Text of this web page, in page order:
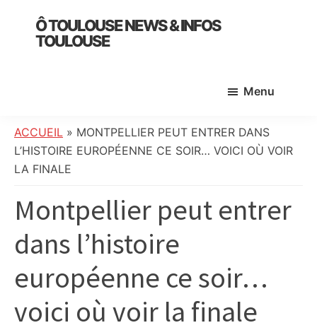
primary
Ô TOULOUSE NEWS & INFOS
TOULOUSE
:
info
locale,
culture,
politique,
météo,
divers
initiatives
Menu
ACCUEIL » MONTPELLIER PEUT ENTRER DANS
L’HISTOIRE EUROPÉENNE CE SOIR… VOICI OÙ VOIR
LA FINALE
Montpellier peut entrer
dans l’histoire
européenne ce soir…
voici où voir la finale